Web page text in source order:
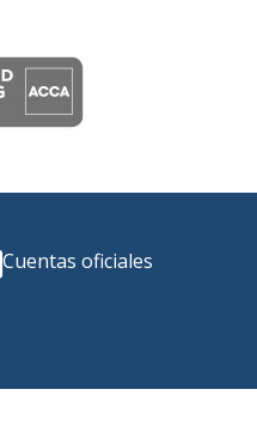
Cuentas oficiales